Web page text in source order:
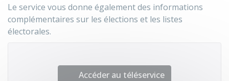
Le service vous donne également des informations
complémentaires sur les élections et les listes
électorales.
Accéder au téléservice